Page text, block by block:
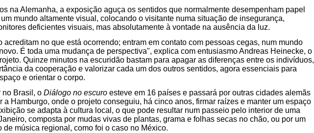
na Alemanha, a exposição aguça os sentidos que normalmente desempenham papel
mundo altamente visual, colocando o visitante numa situação de insegurança,
deficientes visuais, mas absolutamente à vontade na ausência da luz.
acreditam no que está ocorrendo; entram em contato com pessoas cegas, num mundo
É toda uma mudança de perspectiva", explica com entusiasmo Andreas Heinecke, o
Quinze minutos na escuridão bastam para apagar as diferenças entre os indivíduos,
da cooperação e valorizar cada um dos outros sentidos, agora essenciais para
e orientar o corpo.
no Brasil, o Diálogo no escuro esteve em 16 países e passará por outras cidades alemãs
a Hamburgo, onde o projeto conseguiu, há cinco anos, firmar raízes e manter um espaço
se adapta à cultura local, o que pode resultar num passeio pelo interior de uma
composta por mudas vivas de plantas, grama e folhas secas no chão, ou por um
de música regional, como foi o caso no México.